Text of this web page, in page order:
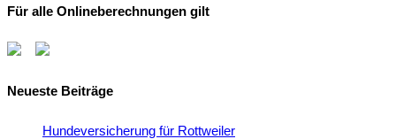
Für alle Onlineberechnungen gilt
Neueste Beiträge
Hundeversicherung für Rottweiler